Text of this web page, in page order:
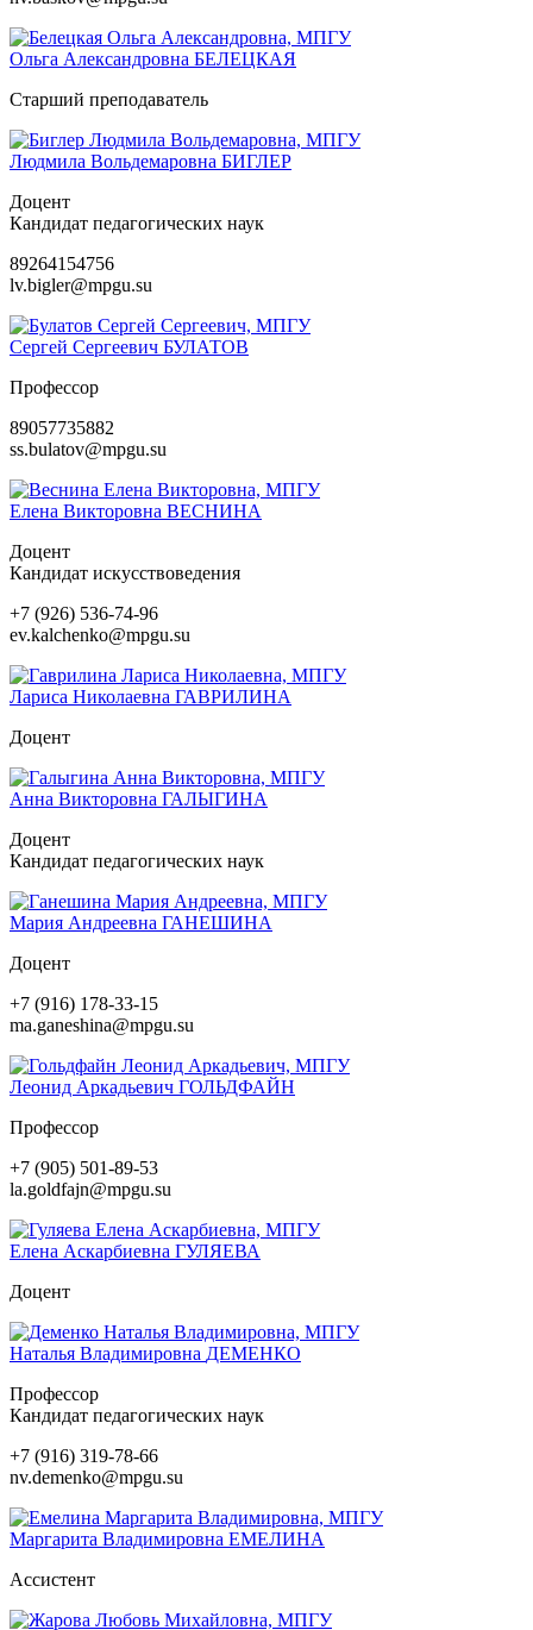
Ольга Александровна БЕЛЕЦКАЯ
Старший преподаватель
Людмила Вольдемаровна БИГЛЕР
Доцент
Кандидат педагогических наук
89264154756
lv.bigler@mpgu.su
Сергей Сергеевич БУЛАТОВ
Профессор
89057735882
ss.bulatov@mpgu.su
Елена Викторовна ВЕСНИНА
Доцент
Кандидат искусствоведения
+7 (926) 536-74-96
ev.kalchenko@mpgu.su
Лариса Николаевна ГАВРИЛИНА
Доцент
Анна Викторовна ГАЛЫГИНА
Доцент
Кандидат педагогических наук
Мария Андреевна ГАНЕШИНА
Доцент
+7 (916) 178-33-15
ma.ganeshina@mpgu.su
Леонид Аркадьевич ГОЛЬДФАЙН
Профессор
+7 (905) 501-89-53
la.goldfajn@mpgu.su
Елена Аскарбиевна ГУЛЯЕВА
Доцент
Наталья Владимировна ДЕМЕНКО
Профессор
Кандидат педагогических наук
+7 (916) 319-78-66
nv.demenko@mpgu.su
Маргарита Владимировна ЕМЕЛИНА
Ассистент